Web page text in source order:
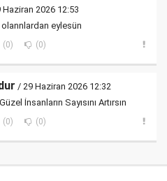
Haziran 2026 12:53
eylesün
(0) (0)
/ 29 Haziran 2026 12:32
İnsanların Sayısını Artırsın
(0) (0)